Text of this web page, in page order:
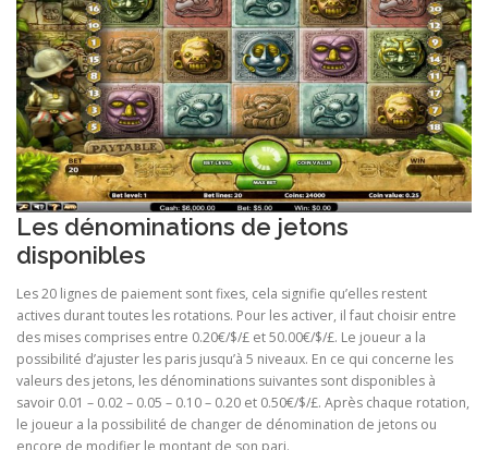
Les dénominations de jetons
disponibles
Les 20 lignes de paiement sont fixes, cela signifie qu’elles restent
actives durant toutes les rotations. Pour les activer, il faut choisir entre
des mises comprises entre 0.20€/$/£ et 50.00€/$/£. Le joueur a la
possibilité d’ajuster les paris jusqu’à 5 niveaux. En ce qui concerne les
valeurs des jetons, les dénominations suivantes sont disponibles à
savoir 0.01 – 0.02 – 0.05 – 0.10 – 0.20 et 0.50€/$/£. Après chaque rotation,
le joueur a la possibilité de changer de dénomination de jetons ou